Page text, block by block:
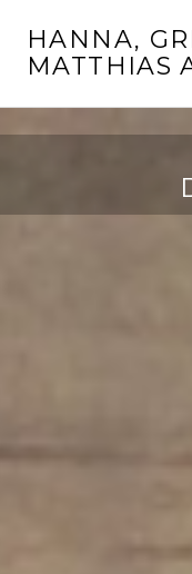
zum
Inhalt
HANNA,
MATTHIAS